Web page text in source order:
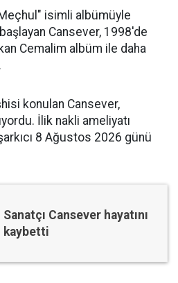
isimli albümüyle
Cansever, 1998'de
Cemalim albüm ile daha
konulan Cansever,
İlik nakli ameliyatı
8 Ağustos 2026 günü
Sanatçı Cansever hayatını
kaybetti